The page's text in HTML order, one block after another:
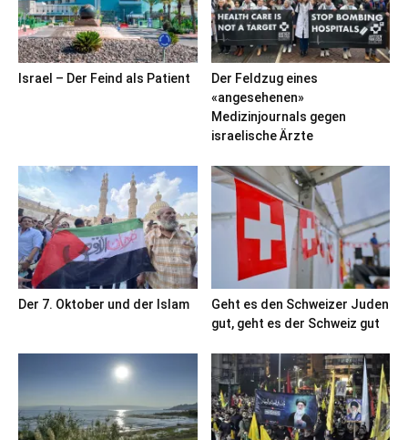
Israel – Der Feind als Patient
Der Feldzug eines
«angesehenen»
Medizinjournals gegen
israelische Ärzte
Der 7. Oktober und der Islam
Geht es den Schweizer Juden
gut, geht es der Schweiz gut